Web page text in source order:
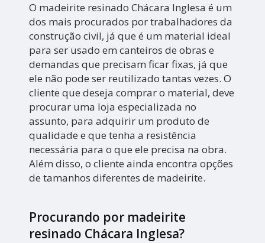
O madeirite resinado Chácara Inglesa é um
dos mais procurados por trabalhadores da
construção civil, já que é um material ideal
para ser usado em canteiros de obras e
demandas que precisam ficar fixas, já que
ele não pode ser reutilizado tantas vezes. O
cliente que deseja comprar o material, deve
procurar uma loja especializada no
assunto, para adquirir um produto de
qualidade e que tenha a resistência
necessária para o que ele precisa na obra.
Além disso, o cliente ainda encontra opções
de tamanhos diferentes de madeirite.
Procurando por madeirite
resinado Chácara Inglesa?